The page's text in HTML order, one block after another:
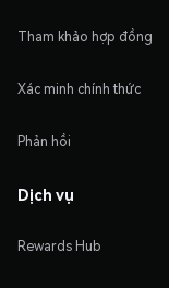
Tham khảo hợp đồng
Xác minh chính thức
Phản hồi
Dịch vụ
Rewards Hub